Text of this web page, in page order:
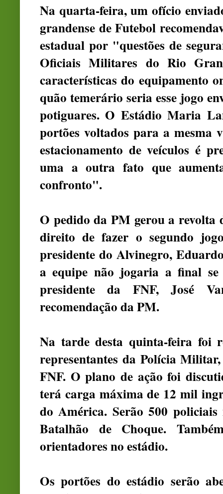
Na quarta-feira, um ofício
grandense de Futebol
estadual por "questões de
Oficiais Militares do Rio
características do equipamento
quão temerário seria esse jogo
potiguares. O Estádio Maria
portões voltados para a mesma
estacionamento de veículos é
uma a outra fato que
confronto".
O pedido da PM gerou a revolta
direito de fazer o segundo
presidente do Alvinegro,
a equipe não jogaria a final
presidente da FNF, José
recomendação da PM.
Na tarde desta quinta-feira foi
representantes da Polícia
FNF. O plano de ação foi
terá carga máxima de 12 mil
do América. Serão 500
Batalhão de Choque.
orientadores no estádio.
Os portões do estádio serão